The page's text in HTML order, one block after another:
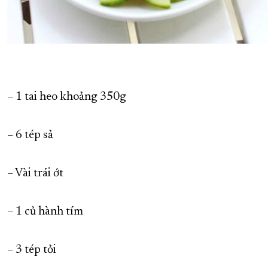
– 1 tai heo khoảng 350g
– 6 tép sả
– Vài trái ớt
– 1 củ hành tím
– 3 tép tỏi